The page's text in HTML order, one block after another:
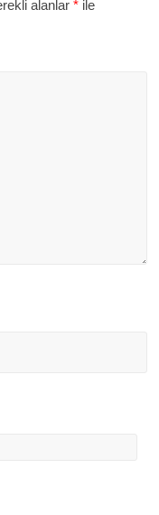
alanlar* ile